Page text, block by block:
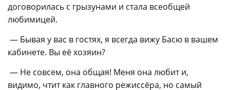
договорилась с грызунами и стала всеобщей
любимицей.
— Бывая у вас в гостях, я всегда вижу Басю в вашем
кабинете. Вы её хозяин?
— Не совсем, она общая! Меня она любит и,
видимо, чтит как главного режиссёра, но самый